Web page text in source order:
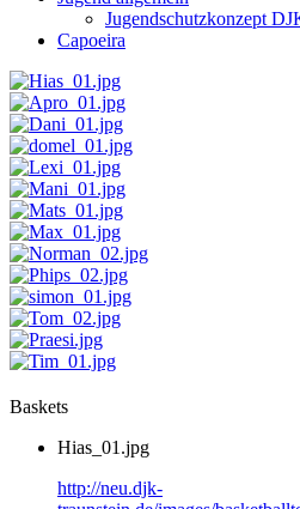
Jugendschutzkonzept
Capoeira
Baskets
Hias_01.jpg
http://neu.djk-